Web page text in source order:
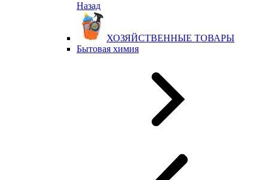
Назад
ХОЗЯЙСТВЕННЫЕ ТОВАРЫ
Бытовая химия